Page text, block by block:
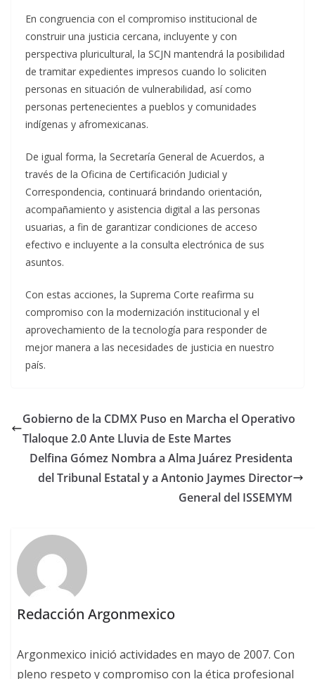
En congruencia con el compromiso institucional de
construir una justicia cercana, incluyente y con
perspectiva pluricultural, la SCJN mantendrá la posibilidad
de tramitar expedientes impresos cuando lo soliciten
personas en situación de vulnerabilidad, así como
personas pertenecientes a pueblos y comunidades
indígenas y afromexicanas.
De igual forma, la Secretaría General de Acuerdos, a
través de la Oficina de Certificación Judicial y
Correspondencia, continuará brindando orientación,
acompañamiento y asistencia digital a las personas
usuarias, a fin de garantizar condiciones de acceso
efectivo e incluyente a la consulta electrónica de sus
asuntos.
Con estas acciones, la Suprema Corte reafirma su
compromiso con la modernización institucional y el
aprovechamiento de la tecnología para responder de
mejor manera a las necesidades de justicia en nuestro
país.
Gobierno de la CDMX Puso en Marcha el Operativo
Tlaloque 2.0 Ante Lluvia de Este Martes
Delfina Gómez Nombra a Alma Juárez Presidenta
del Tribunal Estatal y a Antonio Jaymes Director
General del ISSEMYM
Redacción Argonmexico
Argonmexico inició actividades en mayo de 2007. Con
pleno respeto y compromiso con la ética profesional